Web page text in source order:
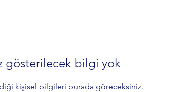
gösterilecek bilgi yok
kişisel bilgileri burada göreceksiniz.